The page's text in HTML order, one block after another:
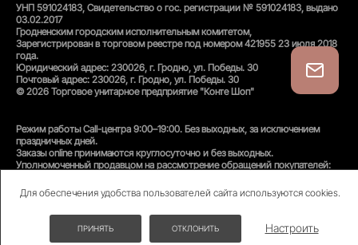
Для обеспечения удобства пользователей сайта используются cookies.
ПРИНЯТЬ ОТКЛОНИТЬ Настроить
УНП 591024183, Свидетельство о гос. регистрации № 591024183, выдано
03.02.2017
Гродненским городским исполнительным комитетом,
Зарегистрирован в торговом реестре под номером 421955 23 июля 2018
года.
Юридический адрес: 230026, г. Гродно, ул. Победы. 30
Почтовый адрес: 230026, г. Гродно, ул. Победы. 30
© 2026 Торговое унитарное предприятие "Конте Шоп"
Режим работы Call-центра 9:00–19:00. Без выходных, за исключением
праздничных дней.
Заказы online принимаются круглосуточно и без выходных.
Уполномоченный продавцом на рассмотрение обращений покупателей:
Унитарного предприятия «Конте Шоп», тел:+375(152)50-94-35, email:
info@conteshop.by
Уполномоченный по защите прав потребителей:
Отдел общественного питания и услуг управления торговли и услуг